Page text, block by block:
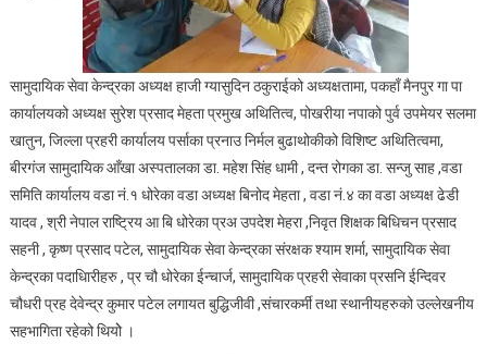
सामुदायिक सेवा केन्द्रका अध्यक्ष हाजी ग्यासुदिन ठकुराईको अध्यक्षतामा, पकहाँ मैनपुर गा पा
कार्यालयको अध्यक्ष सुरेश प्रसाद मेहता प्रमुख अथितित्व, पोखरीया नपाको पुर्व उपमेयर सलमा
खातुन, जिल्ला प्रहरी कार्यालय पर्साका प्रनाउ निर्मल बुढाथोकीको विशिष्ट अथितित्वमा,
बीरगंज सामुदायिक आँखा अस्पतालका डा. महेश सिंह धामी , दन्त रोगका डा. सन्जु साह ,वडा
समिति कार्यालय वडा नं.१ धोरेका वडा अध्यक्ष बिनोद मेहता , वडा नं.४ का वडा अध्यक्ष ढेडी
यादव , श्री नेपाल राष्ट्रिय आ बि धोरेका प्रअ उपदेश मेहरा ,निवृत शिक्षक बिधिचन प्रसाद
सहनी , कृष्ण प्रसाद पटेल, सामुदायिक सेवा केन्द्रका संरक्षक श्याम शर्मा, सामुदायिक सेवा
केन्द्रका पदाधिारीहरु , प्र चौ धोरेका ईन्चार्ज, सामुदायिक प्रहरी सेवाका प्रसनि ईन्दिवर
चौधरी प्रह देवेन्द्र कुमार पटेल लगायत बुद्धिजीवी ,संचारकर्मी तथा स्थानीयहरुको उल्लेखनीय
सहभागिता रहेको थियोे ।